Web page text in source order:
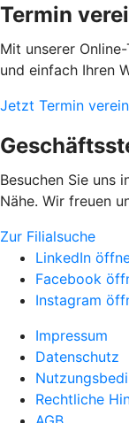
Termin
Mit unserer
und einfach Ihren
Jetzt Termin
Besuchen Sie uns
Nähe. Wir freuen
Zur Filialsuche
LinkedIn
Facebook
Instagram
Impressum
Datenschutz
Rechtliche